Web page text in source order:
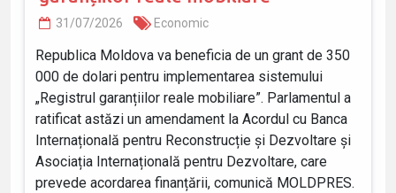
31/07/2026 Economic
Republica Moldova va beneficia de un grant de 350
000 de dolari pentru implementarea sistemului
„Registrul garanțiilor reale mobiliare”. Parlamentul a
ratificat astăzi un amendament la Acordul cu Banca
Internațională pentru Reconstrucție și Dezvoltare și
Asociația Internațională pentru Dezvoltare, care
prevede acordarea finanțării, comunică MOLDPRES.